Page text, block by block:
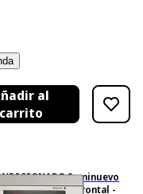
al
carrito
Seminuevo
Lavadora carga frontal -